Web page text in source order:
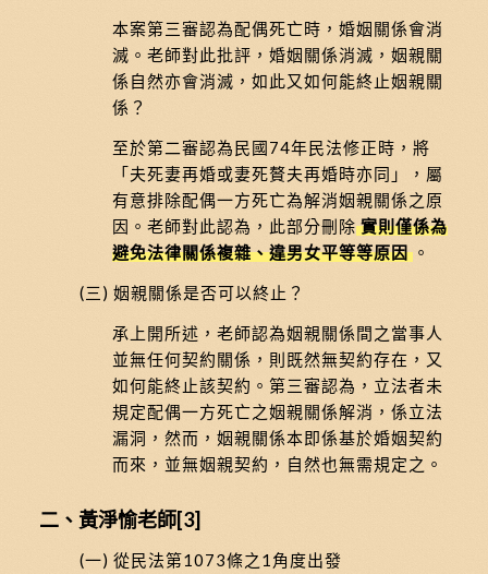
本案第三審認為配偶死亡時，婚姻關係會消
滅。老師對此批評，婚姻關係消滅，姻親關
係自然亦會消滅，如此又如何能終止姻親關
係？
至於第二審認為民國74年民法修正時，將
「夫死妻再婚或妻死贅夫再婚時亦同」，屬
有意排除配偶一方死亡為解消姻親關係之原
因。老師對此認為，此部分刪除 實則僅係為
避免法律關係複雜、違男女平等等原因 。
(三) 姻親關係是否可以終止？
承上開所述，老師認為姻親關係間之當事人
並無任何契約關係，則既然無契約存在，又
如何能終止該契約。第三審認為，立法者未
規定配偶一方死亡之姻親關係解消，係立法
漏洞，然而，姻親關係本即係基於婚姻契約
而來，並無姻親契約，自然也無需規定之。
二、黃淨愉老師[3]
(一) 從民法第1073條之1角度出發